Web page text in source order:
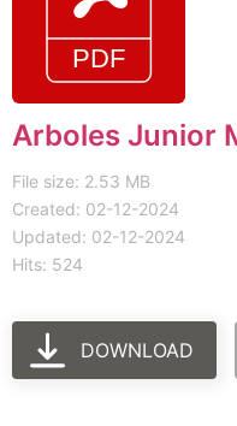
Arboles Junior
File size: 2.53 MB
Created: 02-12-2024
Updated: 02-12-2024
Hits: 524
DOWNLOAD